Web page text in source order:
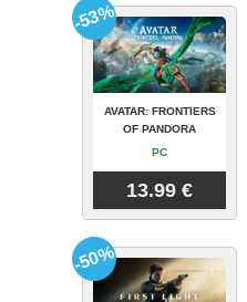
AVATAR: FRONTIERS
OF PANDORA
PC
13.99 €
-53%
-50%